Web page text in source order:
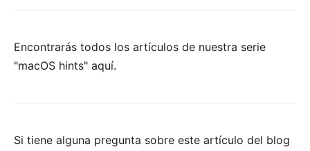
Encontrarás todos los artículos de nuestra serie
"macOS hints" aquí.
Si tiene alguna pregunta sobre este artículo del blog